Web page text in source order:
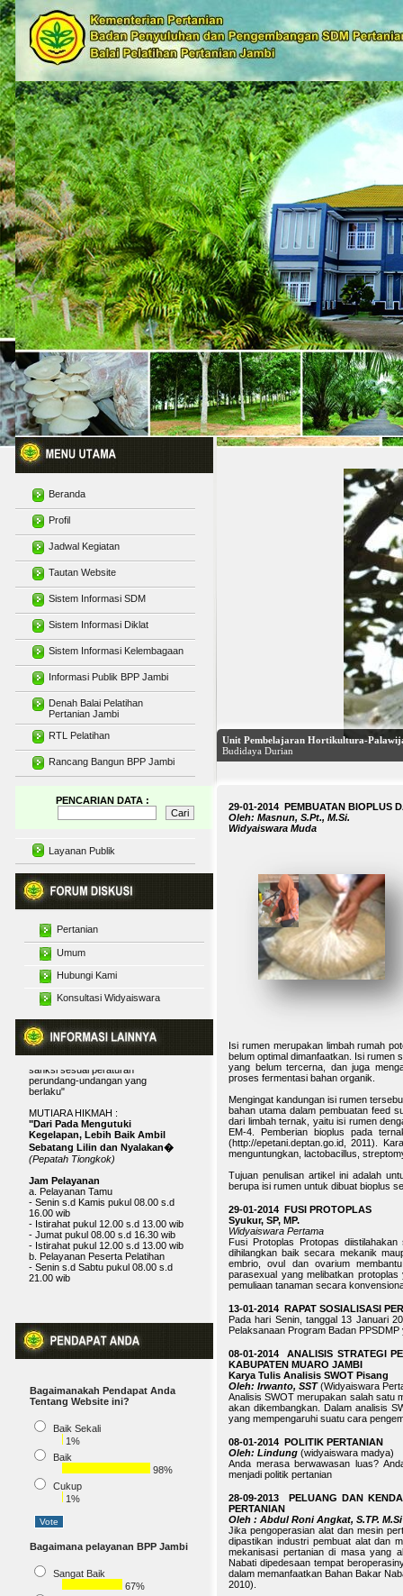
Beranda
Profil
Jadwal Kegiatan
Tautan Website
Sistem Informasi SDM
Sistem Informasi Diklat
Sistem Informasi Kelembagaan
Informasi Publik BPP Jambi
Denah Balai Pelatihan
Pertanian Jambi
RTL Pelatihan
Rancang Bangun BPP Jambi
PENCARIAN DATA :
Layanan Publik
Pertanian
Budidaya Tanaman
Pelatihan Pertanian
Penyuluhan Pertanian
Umum
Diskusi Pertanian
Hubungi Kami
Interaktif
Konsultasi Widyaiswara
Tanggapan Artikel dan
Karya Tulis
Widyaiswara
Motto"BAPELTAN JAMBI BISA"
Maklumat Pelayanan Infromasi
Publik
sanggup menyelenggarakan
telah ditetapkan, dan apabila tidak
menepati janji, kami siap menerima
sanksi sesuai peraturan
perundang-undangan yang
MUTIARA HIKMAH :
"Dari Pada Mengutuki
Kegelapan, Lebih Baik Ambil
Sebatang Lilin dan Nyalakan�
(Pepatah Tiongkok)
Jam Pelayanan
a. Pelayanan Tamu
- Senin s.d Kamis pukul 08.00 s.d
16.00 wib
- Istirahat pukul 12.00 s.d 13.00 wib
- Jumat pukul 08.00 s.d 16.30 wib
- Istirahat pukul 12.00 s.d 13.00 wib
b. Pelayanan Peserta Pelatihan
- Senin s.d Sabtu pukul 08.00 s.d
21.00 wib
Bagaimanakah Pendapat Anda
Tentang Website ini?
Baik Sekali
1%
Baik
98%
Cukup
1%
Bagaimana pelayanan BPP Jambi
Sangat Baik
67%
29-01-2014 PEMBUATAN BIOPLUS
Oleh: Masnun, S.Pt., M.Si.
Widyaiswara Muda
Isi rumen merupakan limbah rumah
belum optimal dimanfaatkan. Isi rumen
yang belum tercerna, dan juga
proses fermentasi bahan organik.
Mengingat kandungan isi rumen
bahan utama dalam pembuatan feed
dari limbah ternak, yaitu isi rumen
EM-4. Pemberian bioplus pada
(http://epetani.deptan.go.id, 2011).
menguntungkan, lactobacillus,
Tujuan penulisan artikel ini adalah
berupa isi rumen untuk dibuat bioplus
29-01-2014 FUSI PROTOPLAS
Syukur, SP, MP.
Widyaiswara Pertama
Fusi Protoplas Protopas
dihilangkan baik secara mekanik
embrio, ovul dan ovarium
parasexual yang melibatkan
pemuliaan tanaman secara
13-01-2014 RAPAT SOSIALISASI
Pada hari Senin, tanggal 13 Januari
Pelaksanaan Program Badan
08-01-2014 ANALISIS STRATEGI
KABUPATEN MUARO JAMBI
Karya Tulis Analisis SWOT Pisang
Oleh: Irwanto, SST(Widyaiswara
Analisis SWOT merupakan salah satu
akan dikembangkan. Dalam analisis
yang mempengaruhi suatu cara
08-01-2014 POLITIK PERTANIAN
Oleh: Lindung (widyaiswara madya)
Anda merasa berwawasan luas?
menjadi politik pertanian
28-09-2013 PELUANG DAN
PERTANIAN
Oleh : Abdul Roni Angkat, S.TP. M.Si
Jika pengoperasian alat dan mesin
dipastikan industri pembuat alat dan
mekanisasi pertanian di masa yang
Nabati dipedesaan tempat
dalam memanfaatkan Bahan Bakar
2010).